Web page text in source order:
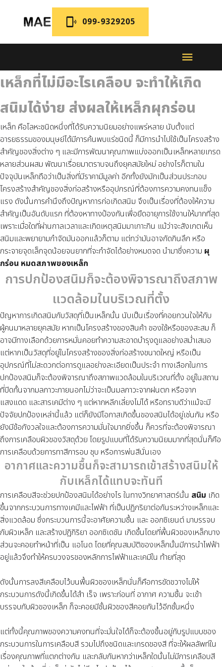
099-9329205
เหล็กที่ไม่มีอะไรเคลือบ จะทำให้เกิด
สนิมได้ง่าย ส่งผลให้เหล็กผุกร่อน
เหล็ก คือโลหะชนิดหนึ่งที่ได้รับความนิยมอย่างแพร่หลาย นับตั้งแต่
อารยธรรมของมนุษย์ได้มีการค้นพบแร่ชนิดนี้ ก็มีการนำไปใช้เป็นโครงสร้าง
สำคัญของสิ่งต่าง ๆ และมีการพัฒนาคุณภาพแบ่งออกเป็นเหล็กหลายเกรด
หลายส่วนผสม พัฒนาเรื่อยมาตราบจนถึงยุคสมัยใหม่ อย่างไรก็ตามใน
ปัจจุบันเหล็กถือว่าเป็นสิ่งที่มีราคามีมูลค่า อีกทั้งยังมักเป็นส่วนประกอบ
โครงสร้างสำคัญของสิ่งก่อสร้างหรืออุปกรณ์ที่ต้องการความคงทนแข็ง
แรง ดังนั้นการคำนึงถึงปัญหาการก่อเกิดสนิม จึงเป็นเรื่องที่ต้องให้ความ
สำคัญเป็นอันดับแรก ที่ต้องหาทางป้องกันเพื่อยืดอายุการใช้งานให้มากที่สุด
เพราะเมื่อใดที่ผ่านกาลเวลาและเกิดเหตุสนิมมาเกาะกิน แม้ว่าจะสังเกตเห็น
สนิมและพยายามกำจัดมันออกแล้วก็ตาม แต่ทว่ามันอาจกัดกินลึก หรือ
กระจายจุดเล็กจุดน้อยจนยากที่จะกำจัดได้อย่างหมดจด นำมาซึ่งความ ผุ
กร่อน หมดสภาพของเหล็ก
การปกป้องสนิมก็จะต้องพิจารณาถึงสภาพ
แวดล้อมในบริเวณที่ตั้ง
ปัญหาการเกิดสนิมกับวัสดุที่เป็นเหล็กนั้น นับเป็นเรื่องที่คอยกวนใจให้กับ
ผู้คนมาหลายยุคสมัย หากเป็นโครงสร้างของสินค้า ของใช้หรือของสะสม ก็
อาจมีทางเลือกด้วยการหมั่นคอยทำความสะอาดบำรุงดูแลอย่างสม่ำเสมอ
แต่หากเป็นวัสดุที่อยู่ในโครงสร้างของสิ่งก่อสร้างขนาดใหญ่ หรือเป็น
อุปกรณ์ที่ไม่สะดวกต่อการดูแลอย่างละเอียดเป็นประจำ ทางเลือกในการ
ปกป้องสนิมก็จะต้องพิจารณาถึงสภาพแวดล้อมในบริเวณที่ตั้ง อยู่ในสถาน
ที่ปิดกั้นจากมลภาวะภายนอกไม่ว่าจะเป็นมลภาวะจากฝนตก หรือจาก
แสงแดด และสารเคมีต่าง ๆ แต่หากหลีกเลี่ยงไม่ได้ หรือทราบดีว่าแม้จะมี
ปัจจัยปกป้องเหล่านี้แล้ว แต่ก็ยังมีโอกาสเกิดขึ้นของสนิมได้อยู่เช่นกัน หรือ
ยังมีข้อกังวลใจและต้องการความมั่นใจมากยิ่งขึ้น ก็ควรที่จะต้องพิจารณา
ถึงการเคลือบผิวของวัสดุด้วย โดยรูปแบบที่ได้รับความนิยมมากที่สุดนั่นก็คือ
การเคลือบด้วยการทาสีการอบ ชุบ หรือการพ่นสีนั่นเอง
อากาศและความชื้นก็จะสามารถเข้าสร้างสนิมให้
กับเหล็กได้แทบจะทันที
การเคลือบสีจะช่วยปกป้องสนิมได้อย่างไร ในทางวิทยาศาสตร์นั้น สนิม เกิด
ขึ้นจากกระบวนการทางเคมีและไฟฟ้า ที่เป็นปฏิกริยาต่อกันระหว่างเหล็กและ
สิ่งแวดล้อม ซึ่งกระบวนการนี้จะอาศัยความชื้น และ ออกซิเยนต์ มาบรรจบ
กับผิวเหล็ก และสร้างปฏิกิริยา ออกซิเดชัน เกิดขึ้นโดยที่พื้นผิวของเหล็กบาง
ส่วนจะคอยทำหน้าที่เป็น แอโนด โดยที่คุณสมบัติของเหล็กนั้นมีการนำไฟฟ้า
อยู่แล้วจึงทำให้ครบวงจรของหลักการไฟฟ้าและเคมีใน ท้ายที่สุด
ดังนั้นการลงสีเคลือบไว้บนพื้นผิวของเหล็กนั่นก็คือการขัดขวางไม่ให้
กระบวนการดังนี้เกิดขึ้นได้สำ เร็จ เพราะก่อนที่ อากาศ ความชื้น จะเข้า
บรรจบกับผิวของเหล็ก ก็จะคอยมีชั้นผิวของสีคอยกันไว้อีกชั้นหนึ่ง
แต่ทั้งนี้คุณภาพของความคงทนที่จะมั่นใจได้ก็จะต้องขึ้นอยู่กับรูปแบบของ
กระบวนการในการเคลือบสี รวมไปถึงชนิดและเกรดของสี ที่จะให้ผลลัพท์ใน
เรื่องคุณภาพที่แตกต่างกัน และกลับกันหากว่าเหล็กใดนั้นไม่มีการเคลือบสี